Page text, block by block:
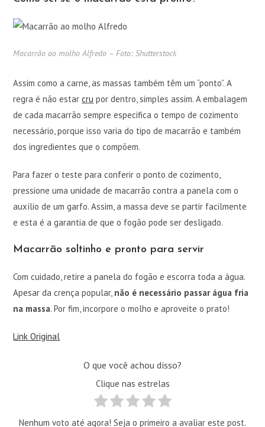
Macarrão ao molho Alfredo – Foto: Shutterstock
Assim como a carne, as massas também têm um “ponto”. A
regra é não estarcru por dentro, simples assim. A embalagem
de cada macarrão sempre especifica o tempo de cozimento
necessário, porque isso varia do tipo de macarrão e também
dos ingredientes que o compõem.
Para fazer o teste para conferir o ponto de cozimento,
pressione uma unidade de macarrão contra a panela com o
auxílio de um garfo. Assim, a massa deve se partir facilmente
e esta é a garantia de que o fogão pode ser desligado.
Macarrão soltinho e pronto para servir
Com cuidado, retire a panela do fogão e escorra toda a água.
Apesar da crença popular, não é necessário passar água fria
na massa. Por fim, incorpore o molho e aproveite o prato!
Link Original
O que você achou disso?
Clique nas estrelas
Nenhum voto até agora! Seja o primeiro a avaliar este post.